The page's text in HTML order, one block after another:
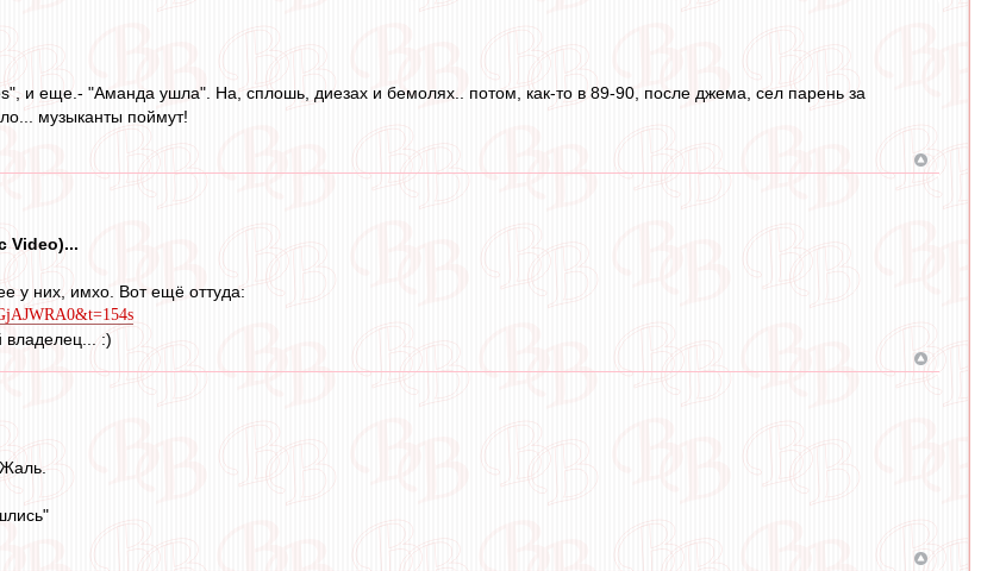
и еще.- "Аманда ушла". На, сплошь, диезах и бемолях.. потом, как-то в 89-90, после джема, сел парень за
музыканты поймут!
Video)...
у них, имхо. Вот ещё оттуда:
владелец... :)